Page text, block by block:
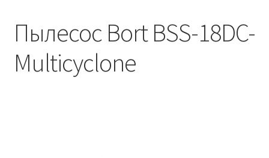
Пылесос Bort BSS-18DC-
Multicyclone